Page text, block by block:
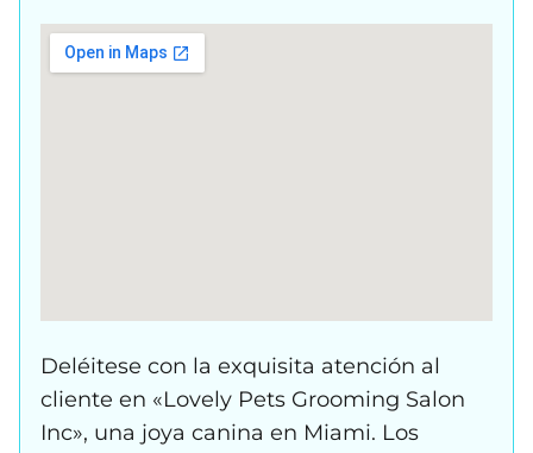
Deléitese con la exquisita atención al
cliente en «Lovely Pets Grooming Salon
Inc», una joya canina en Miami. Los